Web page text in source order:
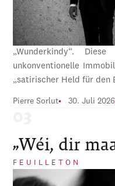
„Wunderkindy“.
unkonventionelle
„satirischer Held für den
Pierre Sorlut 30. Juli 2026
„Wéi, dir
FEUILLETON